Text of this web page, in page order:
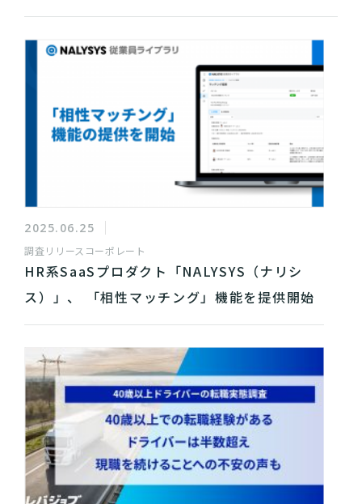
2025.06.25
調査リリース コーポレート
HR系SaaSプロダクト「NALYSYS（ナリシ
ス）」、 「相性マッチング」機能を提供開始